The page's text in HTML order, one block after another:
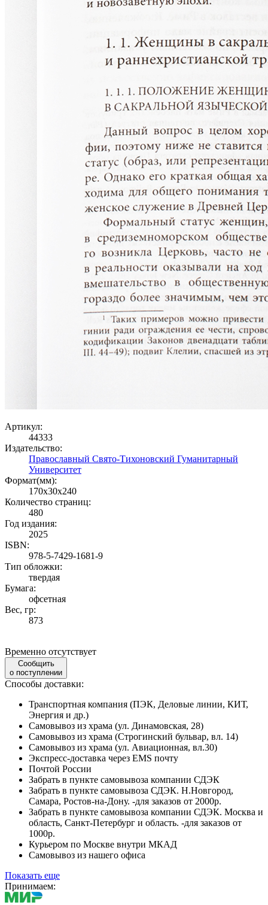
Артикул:
44333
Издательство:
Православный Свято-Тихоновский Гуманитарный
Университет
Формат(мм):
170x30x240
Количество страниц:
480
Год издания:
2025
ISBN:
978-5-7429-1681-9
Тип обложки:
твердая
Бумага:
офсетная
Вес, гр:
873
Временно отсутствует
Сообщить
о поступлении
Способы доставки:
Транспортная компания (ПЭК, Деловые линии, КИТ,
Энергия и др.)
Самовывоз из храма (ул. Динамовская, 28)
Самовывоз из храма (Строгинский бульвар, вл. 14)
Самовывоз из храма (ул. Авиационная, вл.30)
Экспресс-доставка через EMS почту
Почтой России
Забрать в пункте самовывоза компании СДЭК
Забрать в пункте самовывоза СДЭК. Н.Новгород,
Самара, Ростов-на-Дону. -для заказов от 2000р.
Забрать в пункте самовывоза компании СДЭК. Москва и
область, Санкт-Петербург и область. -для заказов от
1000р.
Курьером по Москве внутри МКАД
Самовывоз из нашего офиса
Показать еще
Принимаем: